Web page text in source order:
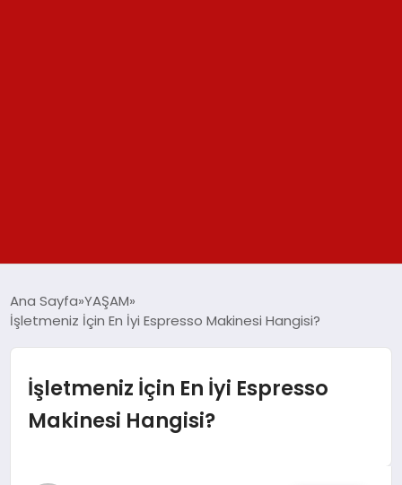
YAŞAM
TEKNOLOJİ
Ana Sayfa YAŞAM
İşletmeniz İçin En İyi Espresso Makinesi Hangisi?
İşletmeniz İçin En İyi Espresso
Makinesi Hangisi?